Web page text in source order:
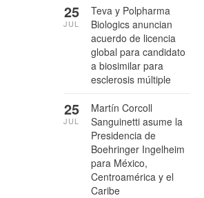
Teva y Polpharma
Biologics anuncian
acuerdo de licencia
global para candidato
a biosimilar para
esclerosis múltiple
25
JUL
Martín Corcoll
Sanguinetti asume la
Presidencia de
Boehringer Ingelheim
para México,
Centroamérica y el
Caribe
25
JUL